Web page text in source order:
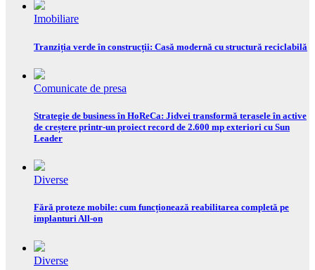
Imobiliare
Tranziția verde în construcții: Casă modernă cu structură reciclabilă
Comunicate de presa
Strategie de business în HoReCa: Jidvei transformă terasele în active
de creștere printr-un proiect record de 2.600 mp exteriori cu Sun
Leader
Diverse
Fără proteze mobile: cum funcționează reabilitarea completă pe
implanturi All-on
Diverse